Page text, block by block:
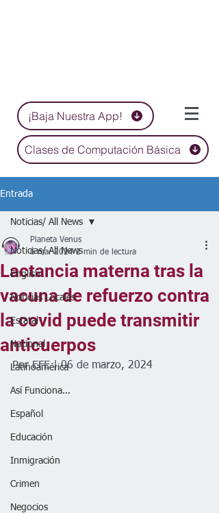
¡Baja Nuestra App!
Clases de Computación Básica
Entrada
Noticias/ All News
English
Noticias Locales
Estatal
Nacional
Latinoamérica
Así Funciona...
Español
Educación
Inmigración
Crimen
Negocios
Noticias/ All News
Lactancia materna tras la
vacuna de refuerzo contra
la covid puede transmitir
anticuerpos
Planeta Venus
6 mar 2024 2 min de lectura
Por EFE | 06 de marzo, 2024